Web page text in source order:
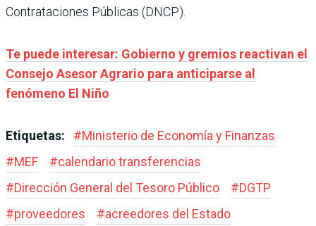
Contrataciones Públicas (DNCP).
Te puede interesar: Gobierno y gremios reactivan el
Consejo Asesor Agrario para anticiparse al
fenómeno El Niño
Etiquetas: #Ministerio de Economía y Finanzas
#MEF #calendario transferencias
#Dirección General del Tesoro Público #DGTP
#proveedores #acreedores del Estado